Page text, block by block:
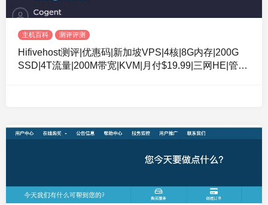
主机百科 测评评测
Hifivehost测评|优惠码|新加坡VPS|4核|8G内存|200G
SSD|4T流量|200M带宽|KVM|月付$19.99|三网HE|管理